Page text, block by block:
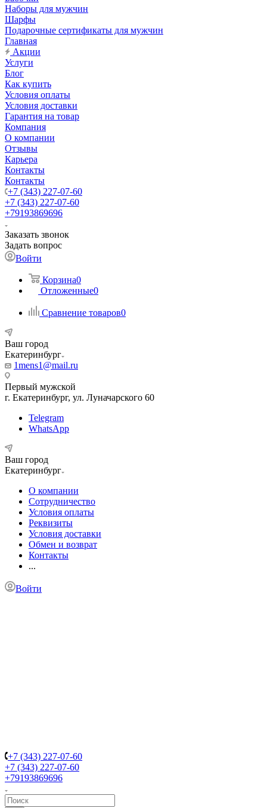
Наборы для мужчин
Шарфы
Подарочные сертификаты для мужчин
Главная
Акции
Услуги
Блог
Как купить
Условия оплаты
Условия доставки
Гарантия на товар
Компания
О компании
Отзывы
Карьера
Контакты
Контакты
+7 (343) 227-07-60
+7 (343) 227-07-60
+79193869696
Заказать звонок
Задать вопрос
Войти
Корзина0
Отложенные0
Сравнение товаров0
Ваш город
Екатеринбург
1mens1@mail.ru
Первый мужской
г. Екатеринбург, ул. Луначарского 60
Telegram
WhatsApp
Ваш город
Екатеринбург
О компании
Сотрудничество
Условия оплаты
Реквизиты
Условия доставки
Обмен и возврат
Контакты
...
Войти
+7 (343) 227-07-60
+7 (343) 227-07-60
+79193869696